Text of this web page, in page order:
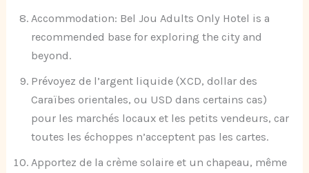
Accommodation: Bel Jou Adults Only Hotel is a
recommended base for exploring the city and
beyond.
Prévoyez de l’argent liquide (XCD, dollar des
Caraïbes orientales, ou USD dans certains cas)
pour les marchés locaux et les petits vendeurs, car
toutes les échoppes n’acceptent pas les cartes.
Apportez de la crème solaire et un chapeau, même